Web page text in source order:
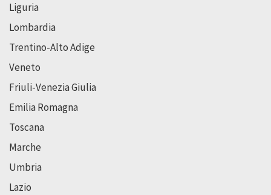
Liguria
Lombardia
Trentino-Alto Adige
Veneto
Friuli-Venezia Giulia
Emilia Romagna
Toscana
Marche
Umbria
Lazio